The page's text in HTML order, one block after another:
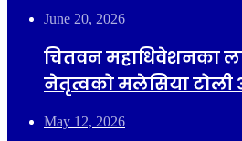
June 20, 2026
चितवन महाधिवेशनका
नेतृत्वको मलेसिया
May 12, 2026